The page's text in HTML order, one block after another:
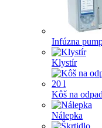
Infúzna
Klystír
Kôš na
Nálepka